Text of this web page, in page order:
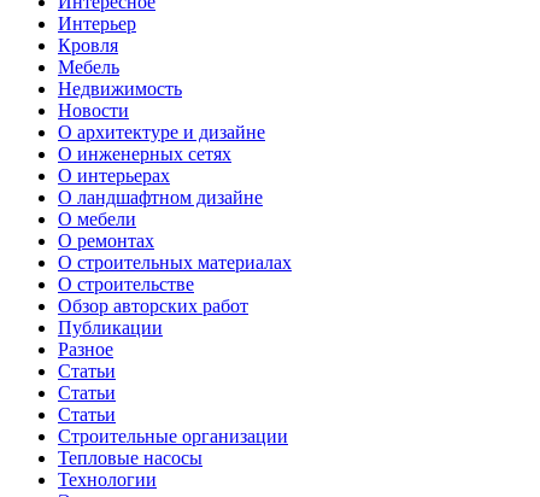
Интерьер
Кровля
Мебель
Недвижимость
Новости
О архитектуре и дизайне
О инженерных сетях
О интерьерах
О ландшафтном дизайне
О мебели
О ремонтах
О строительных материалах
О строительстве
Обзор авторских работ
Публикации
Разное
Статьи
Статьи
Статьи
Строительные организации
Тепловые насосы
Технологии